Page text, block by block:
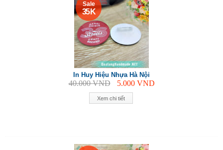
Xem chi tiết
Sale
35 K
In Huy Hiệu Nhựa Hà Nội
40.000VND 5.000 VND